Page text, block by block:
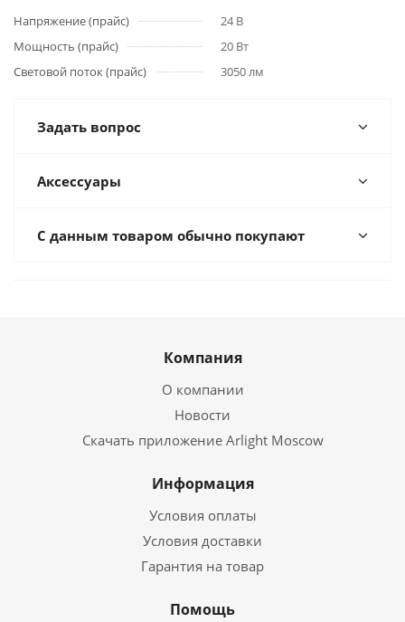
Напряжение (прайс)
24 В
Мощность (прайс)
20 Вт
Световой поток (прайс)
3050 лм
Задать вопрос
Аксессуары
С данным товаром обычно покупают
Компания
О компании
Новости
Скачать приложение Arlight Moscow
Информация
Условия оплаты
Условия доставки
Гарантия на товар
Помощь